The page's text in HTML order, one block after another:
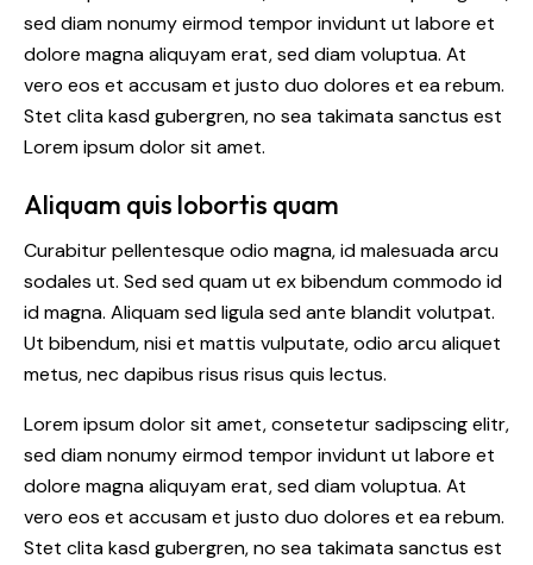
sed diam nonumy eirmod tempor invidunt ut labore et
dolore magna aliquyam erat, sed diam voluptua. At
vero eos et accusam et justo duo dolores et ea rebum.
Stet clita kasd gubergren, no sea takimata sanctus est
Lorem ipsum dolor sit amet.
Aliquam quis lobortis quam
Curabitur pellentesque odio magna, id malesuada arcu
sodales ut. Sed sed quam ut ex bibendum commodo id
id magna. Aliquam sed ligula sed ante blandit volutpat.
Ut bibendum, nisi et mattis vulputate, odio arcu aliquet
metus, nec dapibus risus risus quis lectus.
Lorem ipsum dolor sit amet, consetetur sadipscing elitr,
sed diam nonumy eirmod tempor invidunt ut labore et
dolore magna aliquyam erat, sed diam voluptua. At
vero eos et accusam et justo duo dolores et ea rebum.
Stet clita kasd gubergren, no sea takimata sanctus est